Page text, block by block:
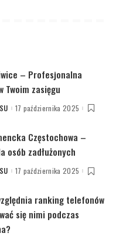
– Profesjonalna
Twoim zasięgu
17 października 2025
Częstochowa –
osób zadłużonych
17 października 2025
ranking telefonów
się nimi podczas